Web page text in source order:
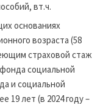
вт.ч.
основаниях
возраста (58
страховой стаж
социальной
и социальной
19 лет (в 2024 году –